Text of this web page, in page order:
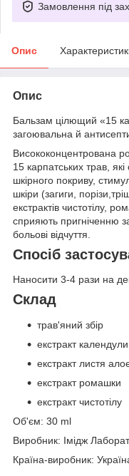
Замовлення під
Опис
Опис
Бальзам цілющий «15
загоювальна й
Висококонцентрована
15 карпатських трав,
шкірного покриву,
шкіри (загиги,
екстрактів чистотілу,
сприяють пригніченню
больові відчуття.
Спосіб
Наносити 3-4 рази на
Склад
трав'яний збір
екстракт календули
екстракт листя
екстракт ромашки
екстракт чистотілу
Об'єм: 30 ml
Виробник: Імідж
Країна-виробник: